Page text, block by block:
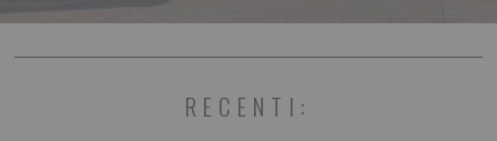
RECENTI: